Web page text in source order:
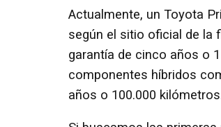
Actualmente, un Toyota
según el sitio oficial de la
garantía de cinco años o
componentes híbridos
años o 100.000